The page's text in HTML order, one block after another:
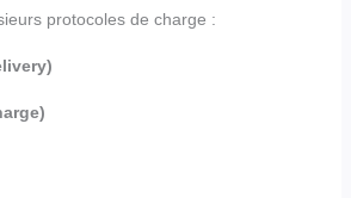
protocoles de charge :